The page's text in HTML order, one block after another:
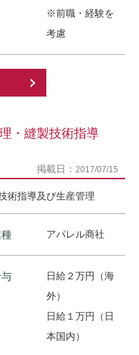
※前職・経験を
考慮
・縫製技術指導
掲載日： 2017/07/15
術指導及び生産管理
アパレル商社
日給２万円（海
外）
日給１万円（日
本国内）